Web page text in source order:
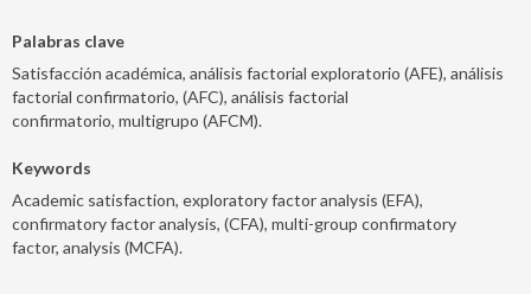
Palabras clave
Satisfacción académica, análisis factorial exploratorio (AFE), análisis
factorial confirmatorio, (AFC), análisis factorial
confirmatorio, multigrupo (AFCM).
Keywords
Academic satisfaction, exploratory factor analysis (EFA),
confirmatory factor analysis, (CFA), multi-group confirmatory
factor, analysis (MCFA).